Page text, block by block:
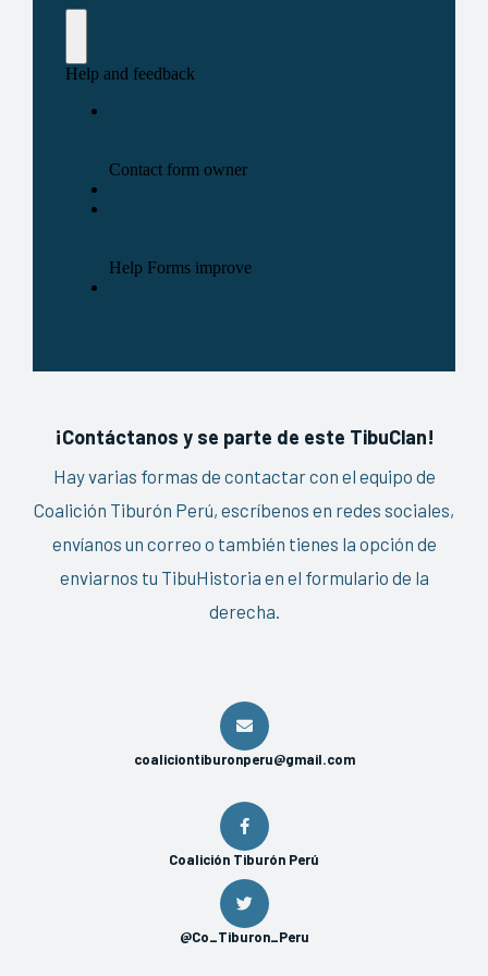
¡Contáctanos y se parte de este TibuClan!
Hay varias formas de contactar con el equipo de
Coalición Tiburón Perú, escríbenos en redes sociales,
envíanos un correo o también tienes la opción de
enviarnos tu TibuHistoria en el formulario de la
derecha.
coaliciontiburonperu@gmail.com
Coalición Tiburón Perú
@Co_Tiburon_Peru